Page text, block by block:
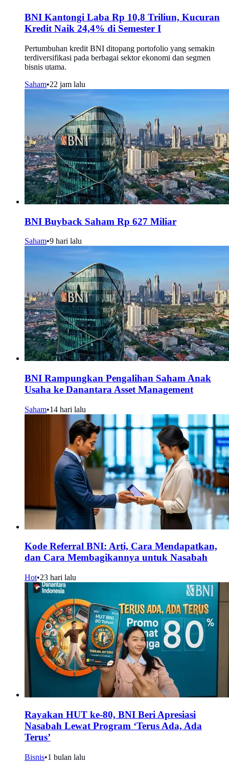
BNI Kantongi Laba Rp 10,8 Triliun, Kucuran
Kredit Naik 24,4% di Semester I
Pertumbuhan kredit BNI ditopang portofolio yang semakin
terdiversifikasi pada berbagai sektor ekonomi dan segmen
bisnis utama.
Saham•22 jam lalu
BNI Buyback Saham Rp 627 Miliar
Saham•9 hari lalu
BNI Rampungkan Pengalihan Saham Anak
Usaha ke Danantara Asset Management
Saham•14 hari lalu
Kode Referral BNI: Arti, Cara Mendapatkan,
dan Cara Membagikannya untuk Nasabah
Hot•23 hari lalu
Rayakan HUT ke-80, BNI Beri Apresiasi
Nasabah Lewat Program ‘Terus Ada, Ada
Terus’
Bisnis•1 bulan lalu